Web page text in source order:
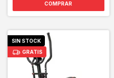
SIN STOCK
GRATIS